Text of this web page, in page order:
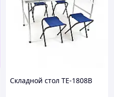
Складной стол TE-1808B